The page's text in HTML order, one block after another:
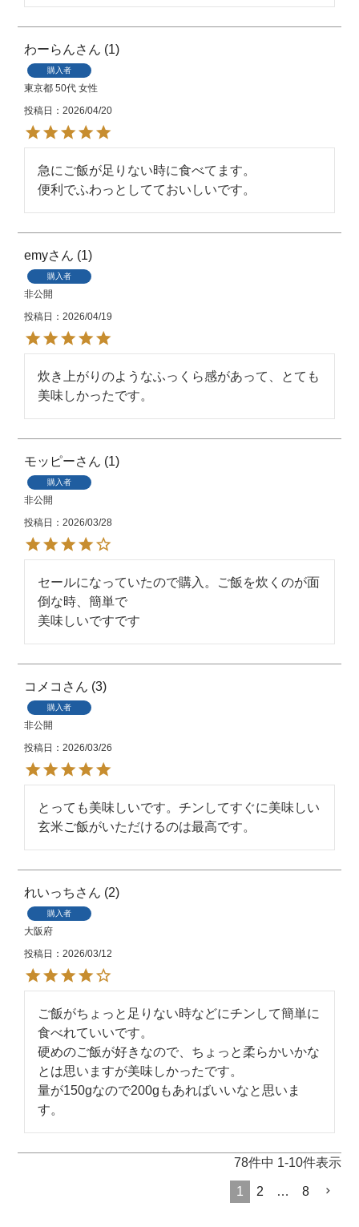
わーらん 1
購入者
東京都 50代 女性
投稿日
2026/04/20
急にご飯が足りない時に食べてます。
便利でふわっとしてておいしいです。
emy 1
購入者
非公開
投稿日
2026/04/19
炊き上がりのようなふっくら感があって、とても
美味しかったです。
モッピー 1
購入者
非公開
投稿日
2026/03/28
セールになっていたので購入。ご飯を炊くのが面
倒な時、簡単で
美味しいですです
コメコ 3
購入者
非公開
投稿日
2026/03/26
とっても美味しいです。チンしてすぐに美味しい
玄米ご飯がいただけるのは最高です。
れいっち 2
購入者
大阪府
投稿日
2026/03/12
ご飯がちょっと足りない時などにチンして簡単に
食べれていいです。
硬めのご飯が好きなので、ちょっと柔らかいかな
とは思いますが美味しかったです。
量が150gなので200gもあればいいなと思いま
す。
78件中 1-10件表示
1 2 … 8